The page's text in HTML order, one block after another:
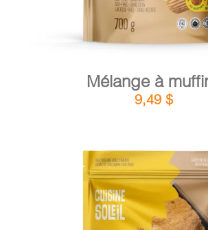
Mélange à
9,49 $